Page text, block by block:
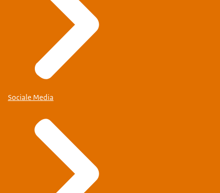
Sociale Media